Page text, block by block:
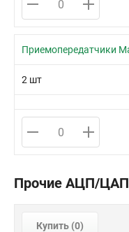
Приемопередатчики
2 шт
Прочие АЦП/ЦАП
Купить (0)